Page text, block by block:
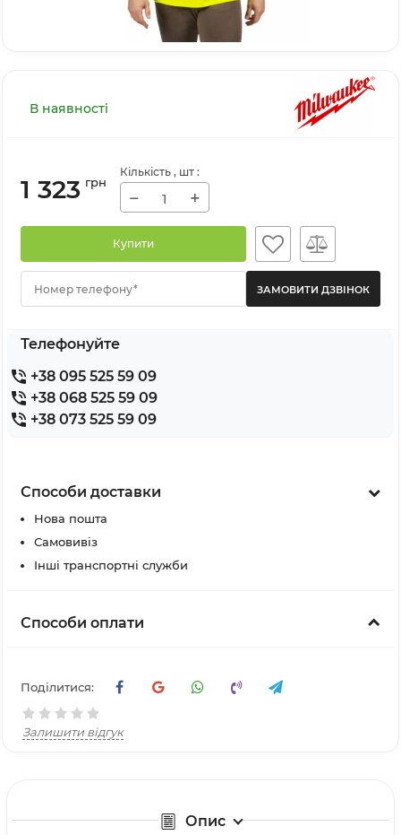
В наявності
1 323 грн
Кількість , шт :
− +
Купити
Номер телефону*
Телефонуйте
+38 095 525 59 09
+38 068 525 59 09
+38 073 525 59 09
Способи доставки
Нова пошта
Самовивіз
Інші транспортні служби
Способи оплати
Поділитися:
Залишити відгук
Опис